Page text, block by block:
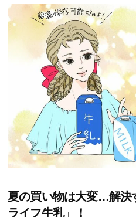
夏の買い物は大変…解決
ライフ牛乳」！